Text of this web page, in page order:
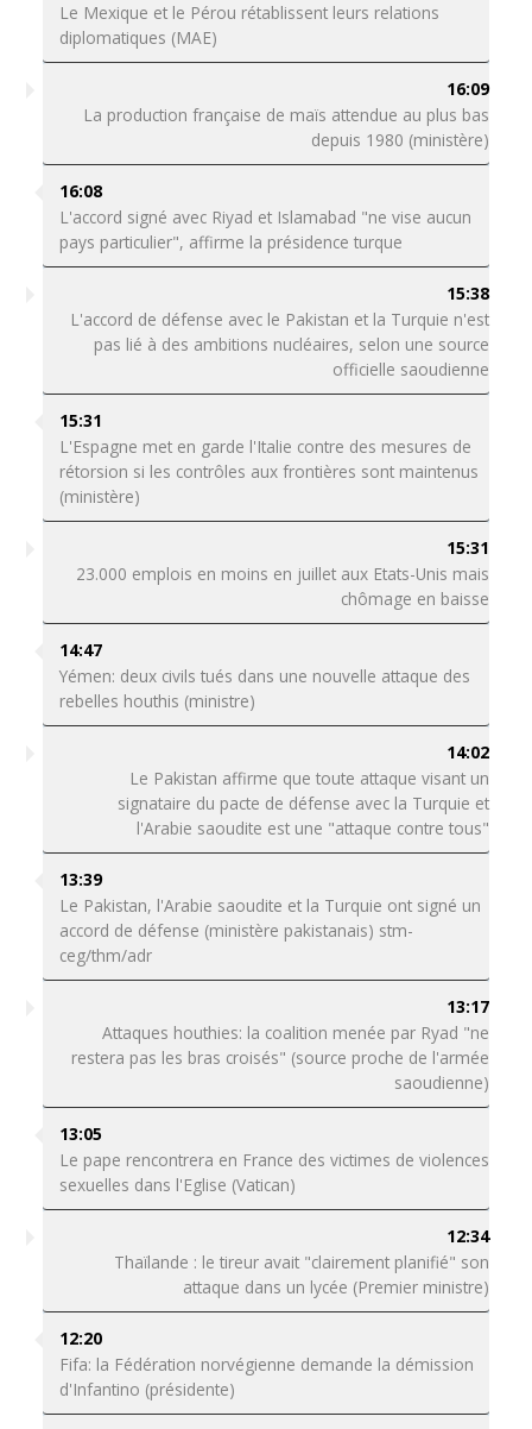
Le Mexique et le Pérou rétablissent leurs relations
diplomatiques (MAE)
16:09
La production française de maïs attendue au plus bas
depuis 1980 (ministère)
16:08
L'accord signé avec Riyad et Islamabad "ne vise aucun
pays particulier", affirme la présidence turque
15:38
L'accord de défense avec le Pakistan et la Turquie n'est
pas lié à des ambitions nucléaires, selon une source
officielle saoudienne
15:31
L'Espagne met en garde l'Italie contre des mesures de
rétorsion si les contrôles aux frontières sont maintenus
(ministère)
15:31
23.000 emplois en moins en juillet aux Etats-Unis mais
chômage en baisse
14:47
Yémen: deux civils tués dans une nouvelle attaque des
rebelles houthis (ministre)
14:02
Le Pakistan affirme que toute attaque visant un
signataire du pacte de défense avec la Turquie et
l'Arabie saoudite est une "attaque contre tous"
13:39
Le Pakistan, l'Arabie saoudite et la Turquie ont signé un
accord de défense (ministère pakistanais) stm-
ceg/thm/adr
13:17
Attaques houthies: la coalition menée par Ryad "ne
restera pas les bras croisés" (source proche de l'armée
saoudienne)
13:05
Le pape rencontrera en France des victimes de violences
sexuelles dans l'Eglise (Vatican)
12:34
Thaïlande : le tireur avait "clairement planifié" son
attaque dans un lycée (Premier ministre)
12:20
Fifa: la Fédération norvégienne demande la démission
d'Infantino (présidente)